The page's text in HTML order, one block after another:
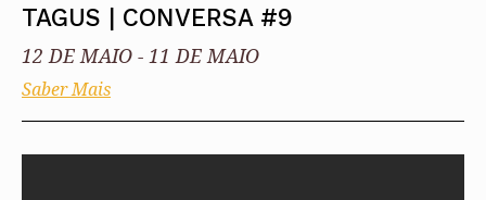
TAGUS | CONVERSA #9
12 DE MAIO - 11 DE MAIO
Saber Mais